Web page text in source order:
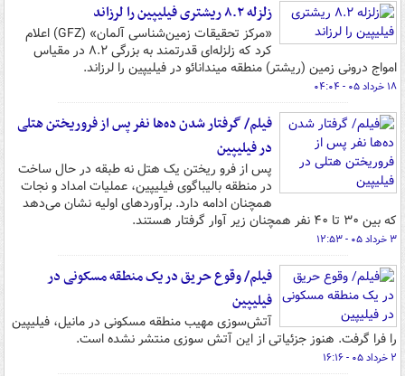
زلزله ۸.۲ ریشتری فیلیپین را لرزاند
«مرکز تحقیقات زمین‌شناسی آلمان» (GFZ) اعلام
کرد که زلزله‌ای قدرتمند به بزرگی ۸.۲ در مقیاس
امواج درونی زمین (ریشتر) منطقه میندانائو در فیلیپین را لرزاند.
۱۸ خرداد ۰۵ - ۰۴:۰۴
فیلم/ گرفتار شدن ده‌ها نفر پس از فروریختن هتلی
در فیلیپین
پس از فرو ریختن یک هتل نه طبقه در حال ساخت
در منطقه بالیباگوی فیلیپین، عملیات امداد و نجات
همچنان ادامه دارد. برآوردهای اولیه نشان می‌دهد
که بین ۳۰ تا ۴۰ نفر همچنان زیر آوار گرفتار هستند.
۳ خرداد ۰۵ - ۱۲:۵۳
فیلم/ وقوع حریق در یک منطقه مسکونی در
فیلیپین
آتش‌سوزی مهیب منطقه مسکونی در مانیل، فیلیپین
را فرا گرفت. هنوز جزئیاتی از این آتش سوزی منتشر نشده است.
۲ خرداد ۰۵ - ۱۶:۱۶